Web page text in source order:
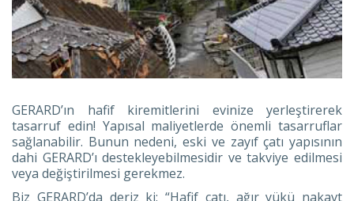
GERARD’ın hafif kiremitlerini evinize yerleştirerek
tasarruf edin! Yapısal maliyetlerde önemli tasarruflar
sağlanabilir. Bunun nedeni, eski ve zayıf çatı yapısının
dahi GERARD’ı destekleyebilmesidir ve takviye edilmesi
veya değiştirilmesi gerekmez.
Biz GERARD’da deriz ki: “Hafif çatı, ağır yükü nakavt